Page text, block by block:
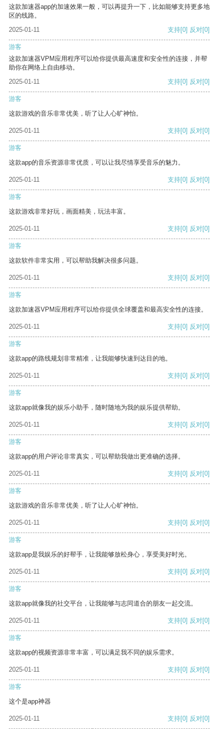
这款加速器app的加速效果一般，可以再提升一下，比如能够支持更多地
区的线路。
2025-01-11
支持[0] 反对[0]
游客
这款加速器VPM应用程序可以给你提供最高速度和安全性的连接，并帮
助你在网络上自由移动。
2025-01-11
支持[0] 反对[0]
游客
这款游戏的音乐非常优美，听了让人心旷神怡。
2025-01-11 支持[0] 反对[0]
游客
这款app的音乐资源非常优质，可以让我尽情享受音乐的魅力。
2025-01-11 支持[0] 反对[0]
游客
这款游戏非常好玩，画面精美，玩法丰富。
2025-01-11 支持[0] 反对[0]
游客
这款软件非常实用，可以帮助我解决很多问题。
2025-01-11 支持[0] 反对[0]
游客
这款加速器VPM应用程序可以给你提供全球覆盖和最高安全性的连接。
2025-01-11 支持[0] 反对[0]
游客
这款app的路线规划非常精准，让我能够快速到达目的地。
2025-01-11 支持[0] 反对[0]
游客
这款app就像我的娱乐小助手，随时随地为我的娱乐提供帮助。
2025-01-11 支持[0] 反对[0]
游客
这款app的用户评论非常真实，可以帮助我做出更准确的选择。
2025-01-11 支持[0] 反对[0]
游客
这款游戏的音乐非常优美，听了让人心旷神怡。
2025-01-11 支持[0] 反对[0]
游客
这款app是我娱乐的好帮手，让我能够放松身心，享受美好时光。
2025-01-11 支持[0] 反对[0]
游客
这款app就像我的社交平台，让我能够与志同道合的朋友一起交流。
2025-01-11 支持[0] 反对[0]
游客
这款app的视频资源非常丰富，可以满足我不同的娱乐需求。
2025-01-11 支持[0] 反对[0]
游客
这个是app神器
2025-01-11 支持[0] 反对[0]